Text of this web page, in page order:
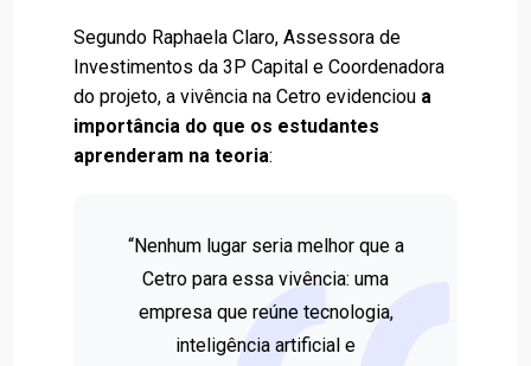
Segundo Raphaela Claro, Assessora de
Investimentos da 3P Capital e Coordenadora
do projeto, a vivência na Cetro evidenciou a
importância do que os estudantes
aprenderam na teoria:
“Nenhum lugar seria melhor que a
Cetro para essa vivência: uma
empresa que reúne tecnologia,
inteligência artificial e